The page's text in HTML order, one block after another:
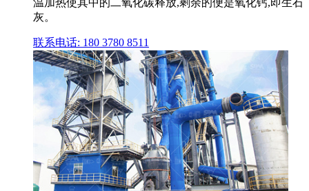
温加热使其中的二氧化碳释放,剩余的便是氧化钙,即生石
灰。
联系电话: 180 3780 8511